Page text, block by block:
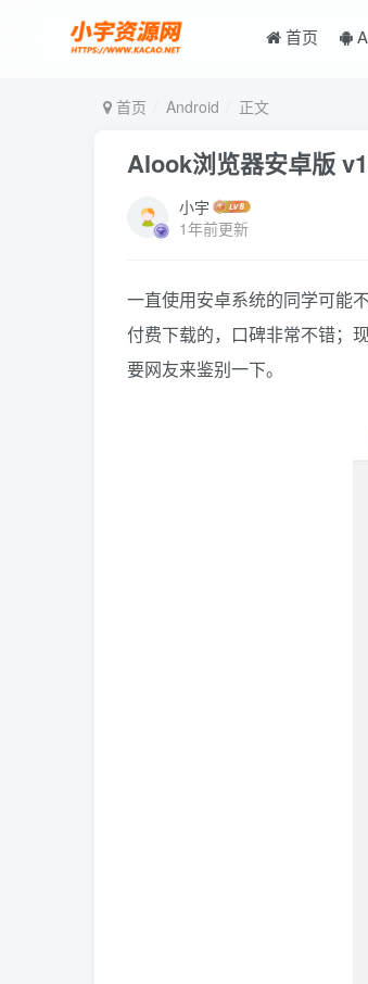
首页
首页 Android 正文
Alook浏览器安卓版
小宇
1年前更新
一直使用安卓系统的同学可能
付费下载的，口碑非常不错；
要网友来鉴别一下。